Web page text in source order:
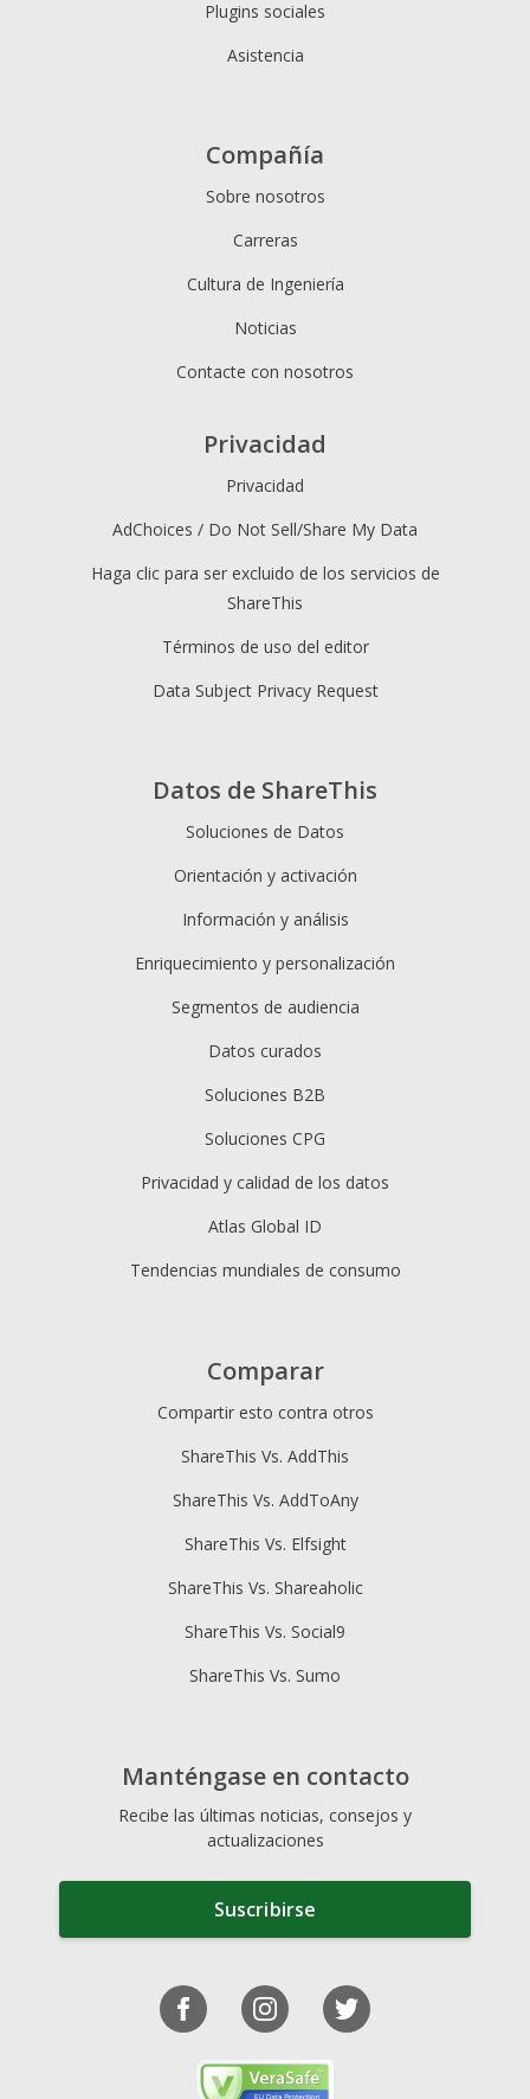
Plugins sociales
Asistencia
Datos de ShareThis
Soluciones de Datos
Orientación y activación
Información y análisis
Enriquecimiento y personalización
Segmentos de audiencia
Datos curados
Soluciones B2B
Soluciones CPG
Privacidad y calidad de los datos
Atlas Global ID
Tendencias mundiales de consumo
Compañía
Sobre nosotros
Carreras
Cultura de Ingeniería
Noticias
Contacte con nosotros
Privacidad
Privacidad
AdChoices / Do Not Sell/Share My Data
Haga clic para ser excluido de los servicios de
ShareThis
Términos de uso del editor
Data Subject Privacy Request
Comparar
Compartir esto contra otros
ShareThis Vs. AddThis
ShareThis Vs. AddToAny
ShareThis Vs. Elfsight
ShareThis Vs. Shareaholic
ShareThis Vs. Social9
ShareThis Vs. Sumo
Manténgase en contacto
Recibe las últimas noticias, consejos y
actualizaciones
Suscribirse